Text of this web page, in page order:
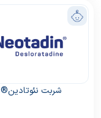
شربت نئوتادین®